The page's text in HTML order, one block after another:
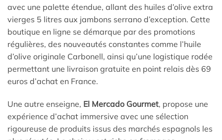
avec une palette étendue, allant des huiles d’olive extra
vierges 5 litres aux jambons serrano d’exception. Cette
boutique en ligne se démarque par des promotions
régulières, des nouveautés constantes comme l’huile
d’olive originale Carbonell, ainsi qu’une logistique rodée
permettant une livraison gratuite en point relais dès 69
euros d’achat en France.
Une autre enseigne, El Mercado Gourmet, propose une
expérience d’achat immersive avec une sélection
rigoureuse de produits issus des marchés espagnols les